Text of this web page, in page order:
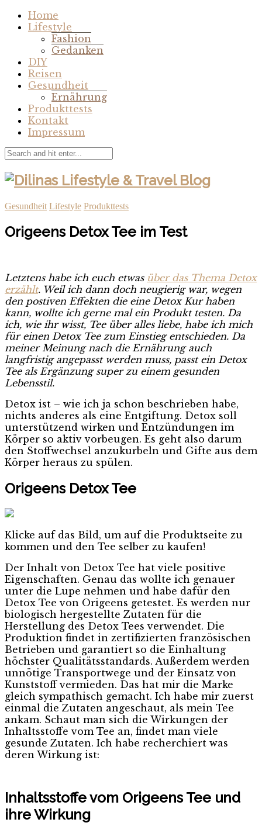
Home
Lifestyle
Fashion
Gedanken
DIY
Reisen
Gesundheit
Ernährung
Produkttests
Kontakt
Impressum
Gesundheit Lifestyle Produkttests
Origeens Detox Tee im Test
Letztens habe ich euch etwas über das Thema Detox
erzählt. Weil ich dann doch neugierig war, wegen
den postiven Effekten die eine Detox Kur haben
kann, wollte ich gerne mal ein Produkt testen. Da
ich, wie ihr wisst, Tee über alles liebe, habe ich mich
für einen Detox Tee zum Einstieg entschieden. Da
meiner Meinung nach die Ernährung auch
langfristig angepasst werden muss, passt ein Detox
Tee als Ergänzung super zu einem gesunden
Lebensstil.
Detox ist – wie ich ja schon beschrieben habe,
nichts anderes als eine Entgiftung. Detox soll
unterstützend wirken und Entzündungen im
Körper so aktiv vorbeugen. Es geht also darum
den Stoffwechsel anzukurbeln und Gifte aus dem
Körper heraus zu spülen.
Origeens Detox Tee
Klicke auf das Bild, um auf die Produktseite zu
kommen und den Tee selber zu kaufen!
Der Inhalt von Detox Tee hat viele positive
Eigenschaften. Genau das wollte ich genauer
unter die Lupe nehmen und habe dafür den
Detox Tee von Origeens getestet. Es werden nur
biologisch hergestellte Zutaten für die
Herstellung des Detox Tees verwendet. Die
Produktion findet in zertifizierten französischen
Betrieben und garantiert so die Einhaltung
höchster Qualitätsstandards. Außerdem werden
unnötige Transportwege und der Einsatz von
Kunststoff vermieden. Das hat mir die Marke
gleich sympathisch gemacht. Ich habe mir zuerst
einmal die Zutaten angeschaut, als mein Tee
ankam. Schaut man sich die Wirkungen der
Inhaltsstoffe vom Tee an, findet man viele
gesunde Zutaten. Ich habe recherchiert was
deren Wirkung ist:
Inhaltsstoffe vom Origeens Tee und
ihre Wirkung